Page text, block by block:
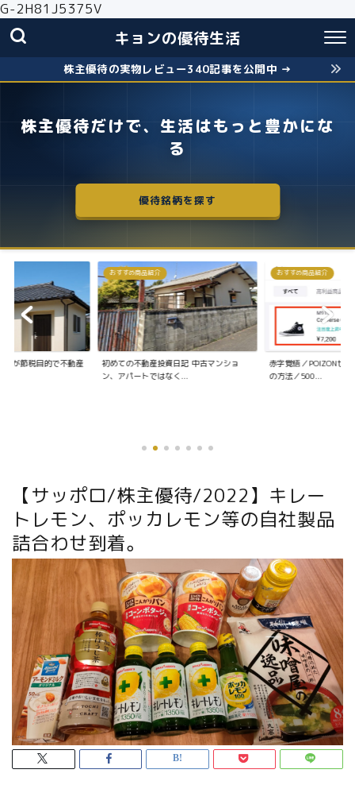
G-2H81J5375V
キョンの優待生活
株主優待の実物レビュー340記事を公開中 →
株主優待だけで、生活はもっと豊かにな
る
優待銘柄を探す
日記 中古マンショ
おすすめ商品紹介
赤字覚悟／POIZONせどりの仕入れ〜販売
の方法／500...
株主優待
失敗しないクロス取引
お得に株主優...
【サッポロ/株主優待/2022】キレー
トレモン、ポッカレモン等の自社製品
詰合わせ到着。